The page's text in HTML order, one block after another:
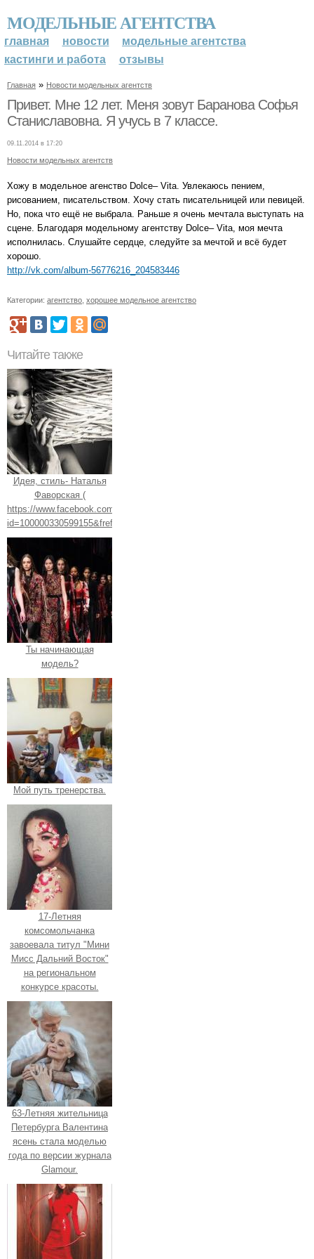
МОДЕЛЬНЫЕ АГЕНТСТВА
главная новости
модельные агентства
кастинги и работа
отзывы
Главная » Новости модельных агентств
Привет. Мне 12 лет. Меня зовут Баранова Софья
Станиславовна. Я учусь в 7 классе.
09.11.2014 в 17:20
Новости модельных агентств
Хожу в модельное агенство Dolce– Vita. Увлекаюсь пением,
рисованием, писательством. Хочу стать писательницей или певицей.
Но, пока что ещё не выбрала. Раньше я очень мечтала выступать на
сцене. Благодаря модельному агентству Dolce– Vita, моя мечта
исполнилась. Слушайте сердце, следуйте за мечтой и всё будет
хорошо.
http://vk.com/album-56776216_204583446
Категории: агентство хорошее модельное агентство
Читайте также
Идея, стиль- Наталья
Фаворская (
https://www.facebook.com/profile.php?
id=100000330599155&fref=ts).
Ты начинающая
модель?
Мой путь тренерства.
17-Летняя
комсомольчанка
завоевала титул "Мини
Мисс Дальний Восток"
на региональном
конкурсе красоты.
63-Летняя жительница
Петербурга Валентина
ясень стала моделью
года по версии журнала
Glamour.